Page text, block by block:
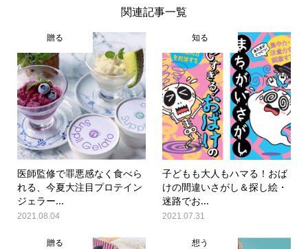
関連記事一覧
贈る
医師監修で罪悪感なく食べら
れる、今夏大注目プロテイン
ジェラー...
2021.08.04
知る
子どもも大人もハマる！おば
けの間違いさがし＆探し絵・
迷路でお...
2021.07.31
贈る 想う